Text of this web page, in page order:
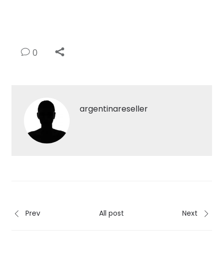
0
argentinareseller
Prev All post Next